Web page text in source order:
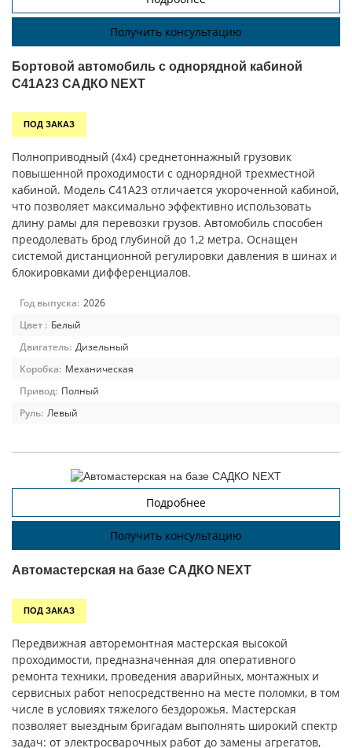
Получить консультацию
Бортовой автомобиль с однорядной кабиной
C41A23 САДКО NEXT
ПОД ЗАКАЗ
Полноприводный (4х4) среднетоннажный грузовик
повышенной проходимости с однорядной трехместной
кабиной. Модель C41A23 отличается укороченной кабиной,
что позволяет максимально эффективно использовать
длину рамы для перевозки грузов. Автомобиль способен
преодолевать брод глубиной до 1,2 метра. Оснащен
системой дистанционной регулировки давления в шинах и
блокировками дифференциалов.
Год выпуска: 2026
Цвет : Белый
Двигатель: Дизельный
Коробка: Механическая
Привод: Полный
Руль: Левый
Подробнее
Получить консультацию
Автомастерская на базе САДКО NEXT
ПОД ЗАКАЗ
Передвижная авторемонтная мастерская высокой
проходимости, предназначенная для оперативного
ремонта техники, проведения аварийных, монтажных и
сервисных работ непосредственно на месте поломки, в том
числе в условиях тяжелого бездорожья. Мастерская
позволяет выездным бригадам выполнять широкий спектр
задач: от электросварочных работ до замены агрегатов,